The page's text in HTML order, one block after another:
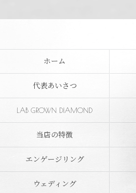
ホーム
代表あいさつ
LAB GROWN DIAMOND
当店の特徴
エンゲージリング
ウェディング